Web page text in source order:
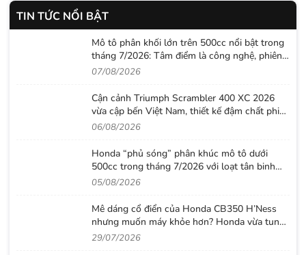
TIN TỨC NỔI BẬT
Mô tô phân khối lớn trên 500cc nổi bật trong
tháng 7/2026: Tâm điểm là công nghệ, phiên
bản giới hạn và những cấu hình “đỉnh”
07/08/2026
Cận cảnh Triumph Scrambler 400 XC 2026
vừa cập bến Việt Nam, thiết kế đậm chất phiêu
lưu cùng mức giá dễ tiếp cận
06/08/2026
Honda “phủ sóng” phân khúc mô tô dưới
500cc trong tháng 7/2026 với loạt tân binh
đáng chú ý
05/08/2026
Mê dáng cổ điển của Honda CB350 H’Ness
nhưng muốn máy khỏe hơn? Honda vừa tung
ra lời giải với CB500 mới
29/07/2026